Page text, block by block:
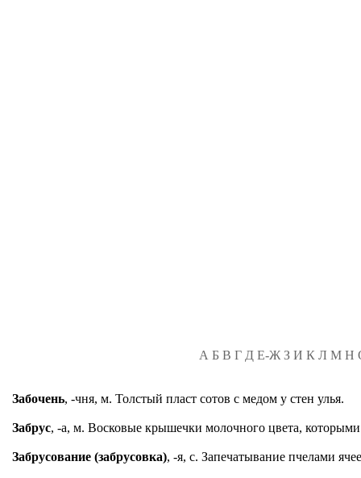
А Б В Г Д Е-Ж З И К Л М Н
Забочень, -чня, м. Толстый пласт сотов с медом у стен улья.
Забрус, -а, м. Восковые крышечки молочного цвета,
Забрусование (забрусовка), -я, с. Запечатывание пчелами